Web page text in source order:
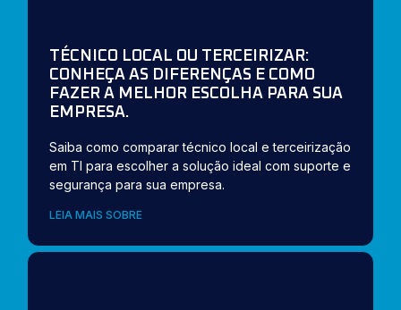
TÉCNICO LOCAL OU TERCEIRIZAR:
CONHEÇA AS DIFERENÇAS E COMO
FAZER A MELHOR ESCOLHA PARA SUA
EMPRESA.
Saiba como comparar técnico local e terceirização
em TI para escolher a solução ideal com suporte e
segurança para sua empresa.
LEIA MAIS SOBRE